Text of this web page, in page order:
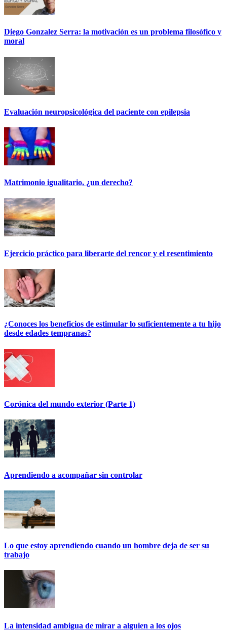
Diego Gonzalez Serra: la motivación es un problema filosófico y
moral
Evaluación neuropsicológica del paciente con epilepsia
Matrimonio igualitario, ¿un derecho?
Ejercicio práctico para liberarte del rencor y el resentimiento
¿Conoces los beneficios de estimular lo suficientemente a tu hijo
desde edades tempranas?
Corónica del mundo exterior (Parte 1)
Aprendiendo a acompañar sin controlar
Lo que estoy aprendiendo cuando un hombre deja de ser su
trabajo
La intensidad ambigua de mirar a alguien a los ojos